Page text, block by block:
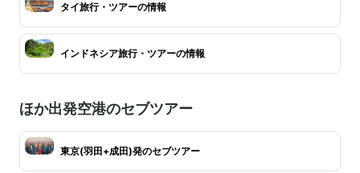
タイ旅行・ツアーの情報
インドネシア旅行・ツアーの情報
ほか出発空港のセブツアー
東京(羽田+成田)発のセブツアー